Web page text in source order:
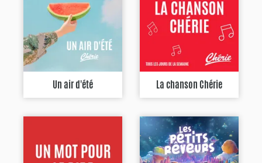
Un air d'été La chanson Chérie